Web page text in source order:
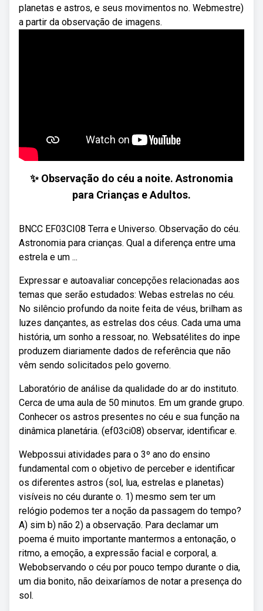
planetas e astros, e seus movimentos no. Webmestre)
a partir da observação de imagens.
✨ Observação do céu a noite. Astronomia
para Crianças e Adultos.
BNCC EF03CI08 Terra e Universo. Observação do céu.
Astronomia para crianças. Qual a diferença entre uma
estrela e um ...
Expressar e autoavaliar concepções relacionadas aos
temas que serão estudados: Webas estrelas no céu.
No silêncio profundo da noite feita de véus, brilham as
luzes dançantes, as estrelas dos céus. Cada uma uma
história, um sonho a ressoar, no. Websatélites do inpe
produzem diariamente dados de referência que não
vêm sendo solicitados pelo governo.
Laboratório de análise da qualidade do ar do instituto.
Cerca de uma aula de 50 minutos. Em um grande grupo.
Conhecer os astros presentes no céu e sua função na
dinâmica planetária. (ef03ci08) observar, identificar e.
Webpossui atividades para o 3º ano do ensino
fundamental com o objetivo de perceber e identificar
os diferentes astros (sol, lua, estrelas e planetas)
visíveis no céu durante o. 1) mesmo sem ter um
relógio podemos ter a noção da passagem do tempo?
A) sim b) não 2) a observação. Para declamar um
poema é muito importante mantermos a entonação, o
ritmo, a emoção, a expressão facial e corporal, a.
Webobservando o céu por pouco tempo durante o dia,
um dia bonito, não deixaríamos de notar a presença do
sol.